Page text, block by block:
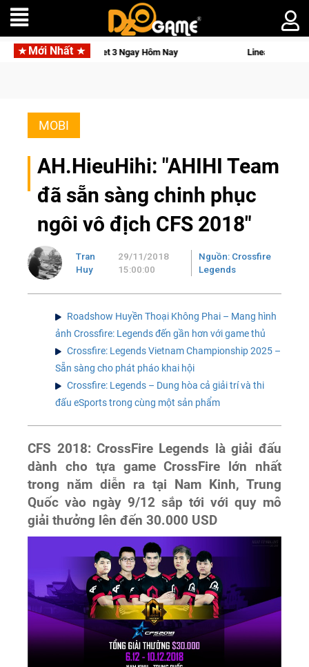
Mới Nhất
Pocket 3 Ngay Hôm Nay Lineage W – Quyền lực và tài
MOBI
AH.HieuHihi: "AHIHI Team
đã sẵn sàng chinh phục
ngôi vô địch CFS 2018"
Tran
Huy
29/11/2018
15:00:00
Nguồn: Crossfire
Legends
Roadshow Huyền Thoại Không Phai – Mang hình
ảnh Crossfire: Legends đến gần hơn với game thủ
Crossfire: Legends Vietnam Championship 2025 –
Sẵn sàng cho phát pháo khai hội
Crossfire: Legends – Dung hòa cả giải trí và thi
đấu eSports trong cùng một sản phẩm
CFS 2018: CrossFire Legends là giải đấu
dành cho tựa game CrossFire lớn nhất
trong năm diễn ra tại Nam Kinh, Trung
Quốc vào ngày 9/12 sắp tới với quy mô
giải thưởng lên đến 30.000 USD